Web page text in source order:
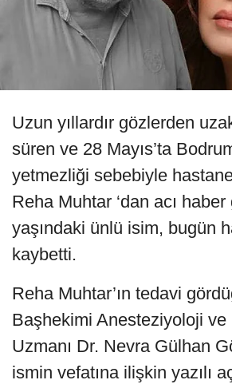
Uzun yıllardır gözlerden
süren ve 28 Mayıs’ta
yetmezliği sebebiyle
Reha Muhtar ‘dan acı
yaşındaki ünlü isim, bugün
kaybetti.
Reha Muhtar’ın tedavi
Başhekimi Anesteziyoloji ve
Uzmanı Dr. Nevra Gülhan
ismin vefatına ilişkin yazılı